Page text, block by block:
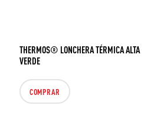
THERMOS® LONCHERA TÉRMICA ALTA
VERDE
COMPRAR